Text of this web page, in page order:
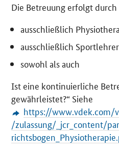
Die Betreuung erfolgt durch
ausschließlich
ausschließlich Sportlehrer
sowohl als auch
Ist eine kontinuierliche
gewährleistet?“ Siehe
https://www.vdek.com/
/zulassung/_jcr_content/